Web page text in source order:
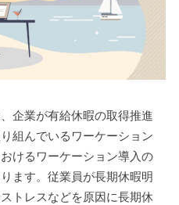
企業が有給休暇の取得推進
組んでいるワーケーション
けるワーケーション導入の
ます。従業員が長期休暇明
トレスなどを原因に長期休